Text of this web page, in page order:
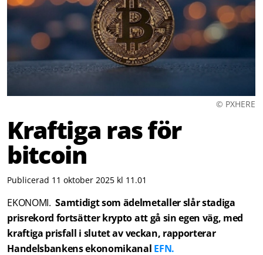
© PXHERE
Kraftiga ras för
bitcoin
Publicerad 11 oktober 2025 kl 11.01
EKONOMI. Samtidigt som ädelmetaller slår stadiga
prisrekord fortsätter krypto att gå sin egen väg, med
kraftiga prisfall i slutet av veckan, rapporterar
Handelsbankens ekonomikanal EFN.